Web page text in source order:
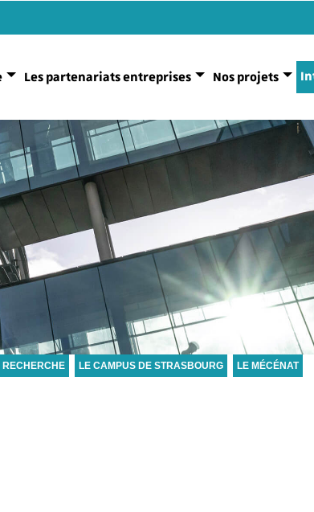
Les partenariats entreprises Nos projets
RECHERCHE LE CAMPUS DE STRASBOURG
LE MÉCÉNAT